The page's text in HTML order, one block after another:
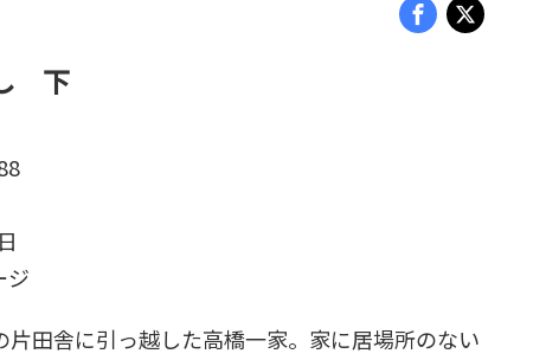
下
ジ
田舎に引っ越した高橋一家。家に居場所のない